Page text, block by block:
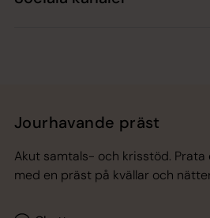
Jourhavande präst
Akut samtals- och krisstöd.
med en präst på kvällar och